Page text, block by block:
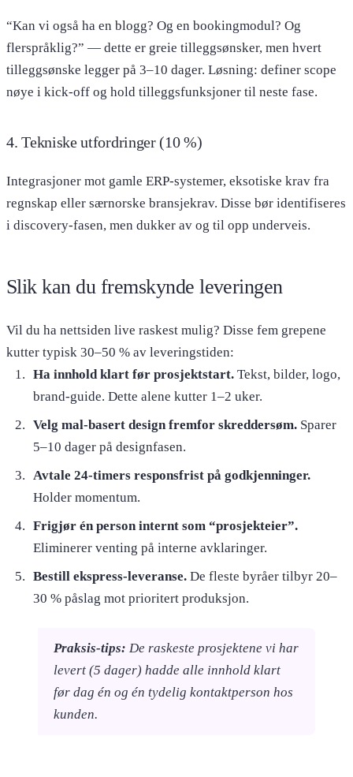
“Kan vi også ha en blogg? Og en bookingmodul? Og
flerspråklig?” — dette er greie tilleggsønsker, men hvert
tilleggsønske legger på 3–10 dager. Løsning: definer scope
nøye i kick-off og hold tilleggsfunksjoner til neste fase.
4. Tekniske utfordringer (10 %)
Integrasjoner mot gamle ERP-systemer, eksotiske krav fra
regnskap eller særnorske bransjekrav. Disse bør identifiseres
i discovery-fasen, men dukker av og til opp underveis.
Slik kan du fremskynde leveringen
Vil du ha nettsiden live raskest mulig? Disse fem grepene
kutter typisk 30–50 % av leveringstiden:
Ha innhold klart før prosjektstart. Tekst, bilder, logo,
brand-guide. Dette alene kutter 1–2 uker.
Velg mal-basert design fremfor skreddersøm. Sparer
5–10 dager på designfasen.
Avtale 24-timers responsfrist på godkjenninger.
Holder momentum.
Frigjør én person internt som “prosjekteier”.
Eliminerer venting på interne avklaringer.
Bestill ekspress-leveranse. De fleste byråer tilbyr 20–
30 % påslag mot prioritert produksjon.
Praksis-tips: De raskeste prosjektene vi har
levert (5 dager) hadde alle innhold klart
før dag én og én tydelig kontaktperson hos
kunden.